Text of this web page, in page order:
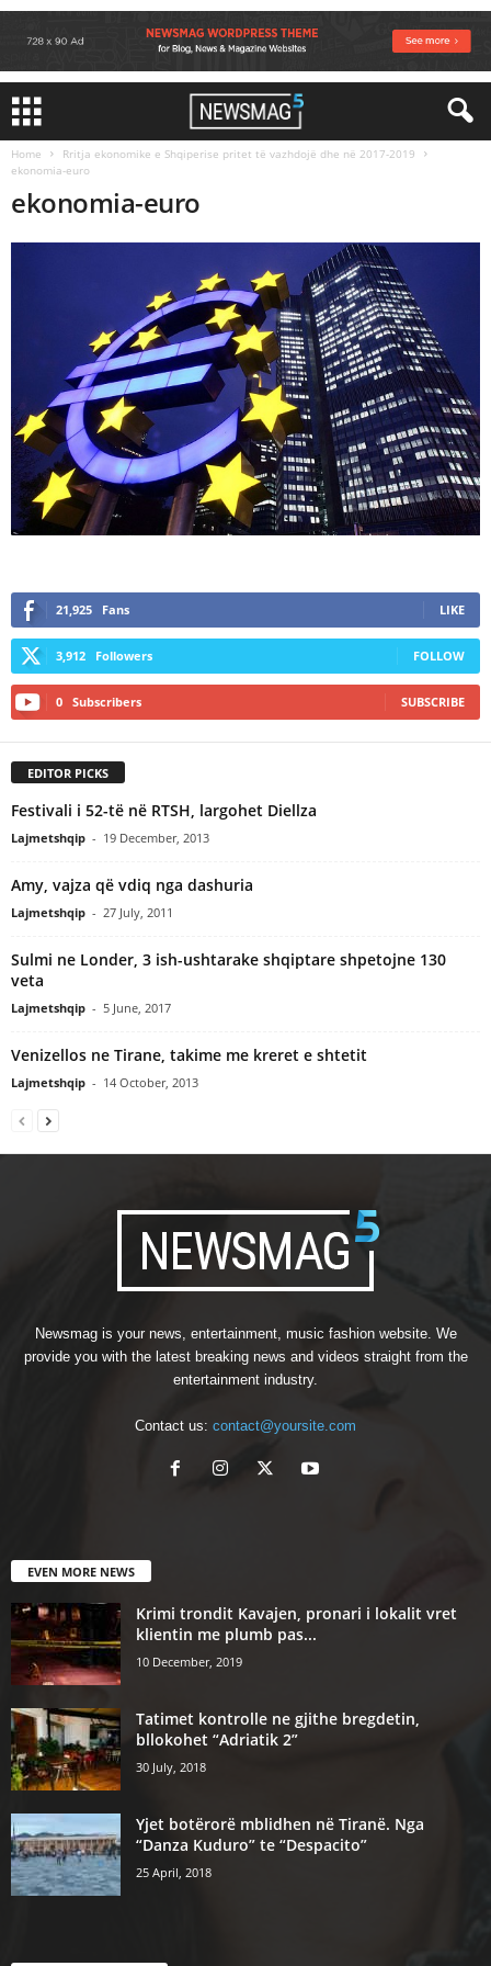
Home
Rritja ekonomike e Shqiperise pritet të vazhdojë dhe në 2017-2019
ekonomia-euro
ekonomia-euro
21,925 Fans LIKE
3,912 Followers FOLLOW
0 Subscribers SUBSCRIBE
EDITOR PICKS
Festivali i 52-të në RTSH, largohet Diellza
Lajmetshqip - 19 December, 2013
Amy, vajza që vdiq nga dashuria
Lajmetshqip - 27 July, 2011
Sulmi ne Londer, 3 ish-ushtarake shqiptare shpetojne 130
veta
Lajmetshqip - 5 June, 2017
Venizellos ne Tirane, takime me kreret e shtetit
Lajmetshqip - 14 October, 2013
Newsmag is your news, entertainment, music fashion website. We
provide you with the latest breaking news and videos straight from the
entertainment industry.
Contact us: contact@yoursite.com
EVEN MORE NEWS
Krimi trondit Kavajen, pronari i lokalit vret
klientin me plumb pas...
10 December, 2019
Tatimet kontrolle ne gjithe bregdetin,
bllokohet “Adriatik 2”
30 July, 2018
Yjet botërorë mblidhen në Tiranë. Nga
“Danza Kuduro” te “Despacito”
25 April, 2018